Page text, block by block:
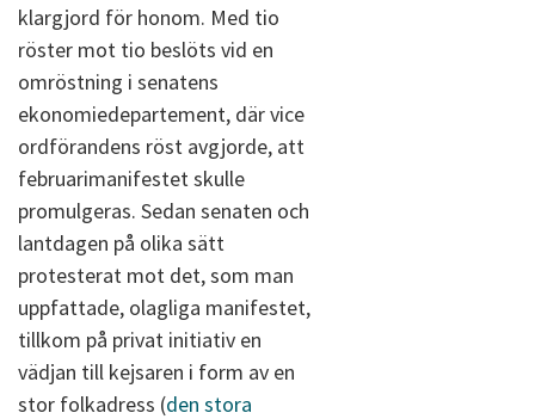
klargjord för honom. Med tio
röster mot tio beslöts vid en
omröstning i senatens
ekonomiedepartement, där vice
ordförandens röst avgjorde, att
februarimanifestet skulle
promulgeras. Sedan senaten och
lantdagen på olika sätt
protesterat mot det, som man
uppfattade, olagliga manifestet,
tillkom på privat initiativ en
vädjan till kejsaren i form av en
stor folkadress (den stora